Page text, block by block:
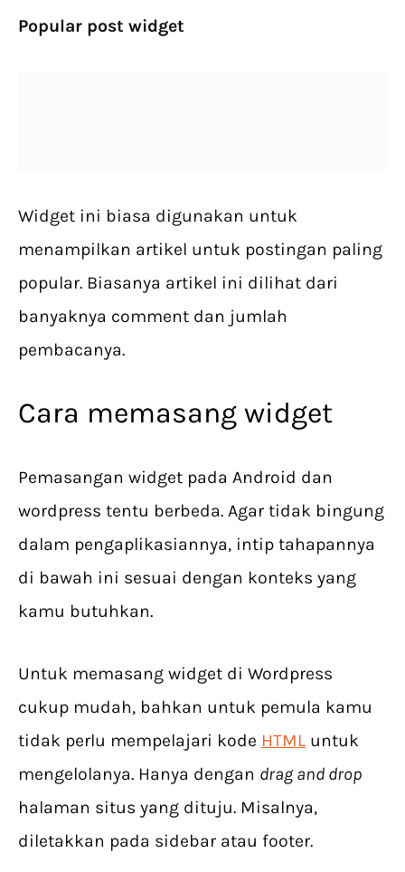
Popular post widget
Widget ini biasa digunakan untuk
menampilkan artikel untuk postingan paling
popular. Biasanya artikel ini dilihat dari
banyaknya comment dan jumlah
pembacanya.
Cara memasang widget
Pemasangan widget pada Android dan
wordpress tentu berbeda. Agar tidak bingung
dalam pengaplikasiannya, intip tahapannya
di bawah ini sesuai dengan konteks yang
kamu butuhkan.
Untuk memasang widget di Wordpress
cukup mudah, bahkan untuk pemula kamu
tidak perlu mempelajari kode HTML untuk
mengelolanya. Hanya dengan drag and drop
halaman situs yang dituju. Misalnya,
diletakkan pada sidebar atau footer.